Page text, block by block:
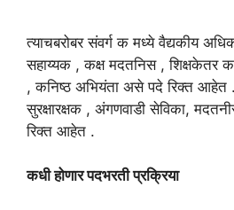
त्याचबरोबर संवर्ग क मध्ये वैद्यकीय
सहाय्यक , कक्ष मदतनिस , शिक्षकेतर
, कनिष्ठ अभियंता असे पदे रिक्त आहेत
सुरक्षारक्षक , अंगणवाडी सेविका,
रिक्त आहेत .
कधी होणार पदभरती प्रक्रिया